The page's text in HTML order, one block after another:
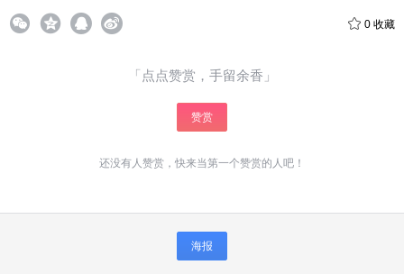
0 收藏
「点点赞赏，手留余香」
赞赏
还没有人赞赏，快来当第一个赞赏的人吧！
海报
5 元
您没有权限发布内容，请购买会员或者提升权